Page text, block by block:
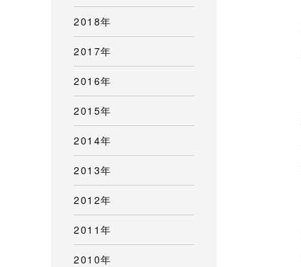
2018年
2017年
2016年
2015年
2014年
2013年
2012年
2011年
2010年